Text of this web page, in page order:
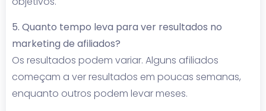
5. Quanto tempo leva para ver resultados no
marketing de afiliados?
Os resultados podem variar. Alguns afiliados
começam a ver resultados em poucas semanas,
enquanto outros podem levar meses.